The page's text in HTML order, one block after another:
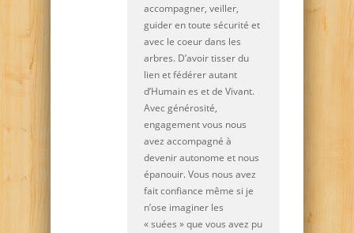
accompagner, veiller,
guider en toute sécurité et
avec le coeur dans les
arbres. D’avoir tisser du
lien et fédérer autant
d’Humain es et de Vivant.
Avec générosité,
engagement vous nous
avez accompagné à
devenir autonome et nous
épanouir. Vous nous avez
fait confiance même si je
n’ose imaginer les
« suées » que vous avez pu